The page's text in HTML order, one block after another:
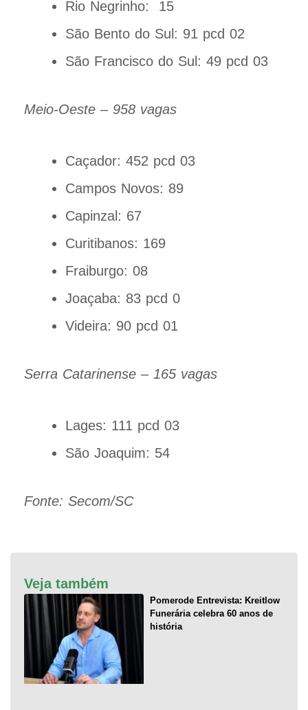
Rio Negrinho: 15
São Bento do Sul: 91 pcd 02
São Francisco do Sul: 49 pcd 03
Meio-Oeste – 958 vagas
Caçador: 452 pcd 03
Campos Novos: 89
Capinzal: 67
Curitibanos: 169
Fraiburgo: 08
Joaçaba: 83 pcd 0
Videira: 90 pcd 01
Serra Catarinense – 165 vagas
Lages: 111 pcd 03
São Joaquim: 54
Fonte: Secom/SC
Veja também
Pomerode Entrevista: Kreitlow
Funerária celebra 60 anos de
história